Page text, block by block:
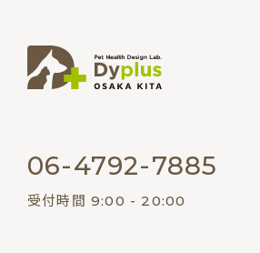
06-4792-7885
受付時間 9:00 - 20:00